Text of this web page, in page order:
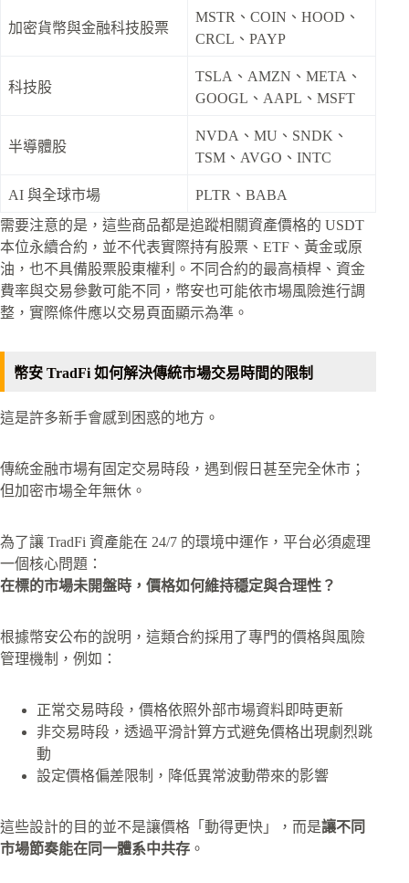
加密貨幣與金融科技股票
MSTR、COIN、HOOD、
CRCL、PAYP
科技股
TSLA、AMZN、META、
GOOGL、AAPL、MSFT
半導體股
NVDA、MU、SNDK、
TSM、AVGO、INTC
AI 與全球市場
PLTR、BABA
需要注意的是，這些商品都是追蹤相關資產價格的 USDT
本位永續合約，並不代表實際持有股票、ETF、黃金或原
油，也不具備股票股東權利。不同合約的最高槓桿、資金
費率與交易參數可能不同，幣安也可能依市場風險進行調
整，實際條件應以交易頁面顯示為準。
幣安 TradFi 如何解決傳統市場交易時間的限制
這是許多新手會感到困惑的地方。
傳統金融市場有固定交易時段，遇到假日甚至完全休市；
但加密市場全年無休。
為了讓 TradFi 資產能在 24/7 的環境中運作，平台必須處理
一個核心問題：
在標的市場未開盤時，價格如何維持穩定與合理性？
根據幣安公布的說明，這類合約採用了專門的價格與風險
管理機制，例如：
正常交易時段，價格依照外部市場資料即時更新
非交易時段，透過平滑計算方式避免價格出現劇烈跳
動
設定價格偏差限制，降低異常波動帶來的影響
這些設計的目的並不是讓價格「動得更快」，而是讓不同
市場節奏能在同一體系中共存 。